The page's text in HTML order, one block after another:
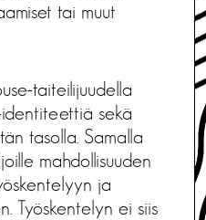
tai muut
taiteilijuudella
sekä
tasolla. Samalla
mahdollisuuden
ja
Työskentelyn ei siis